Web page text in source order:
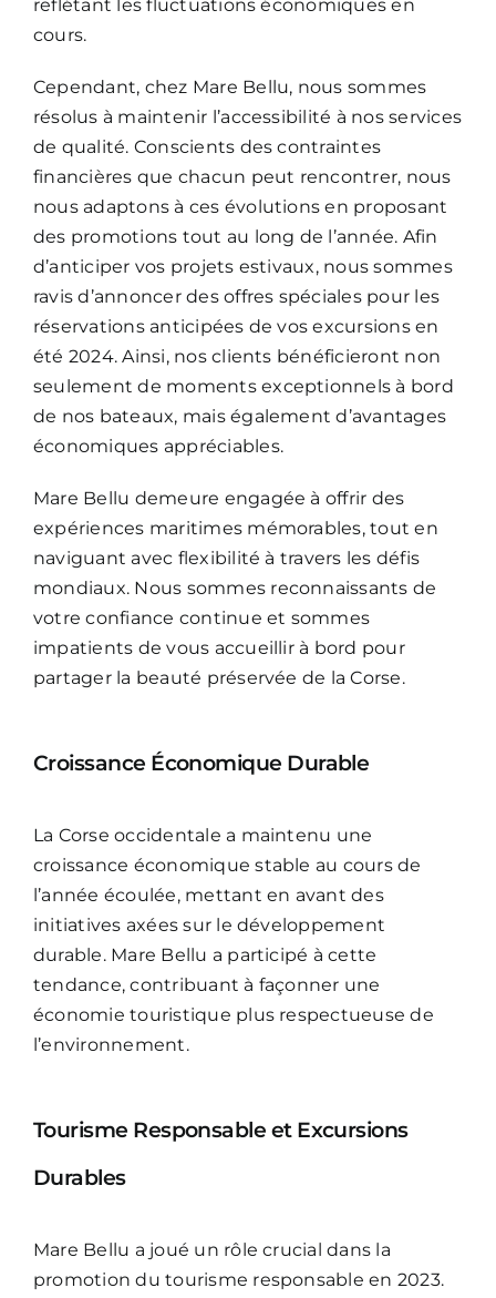
reflétant les fluctuations économiques en
cours.
Cependant, chez Mare Bellu, nous sommes
résolus à maintenir l’accessibilité à nos services
de qualité. Conscients des contraintes
financières que chacun peut rencontrer, nous
nous adaptons à ces évolutions en proposant
des promotions tout au long de l’année. Afin
d’anticiper vos projets estivaux, nous sommes
ravis d’annoncer des offres spéciales pour les
réservations anticipées de vos excursions en
été 2024. Ainsi, nos clients bénéficieront non
seulement de moments exceptionnels à bord
de nos bateaux, mais également d’avantages
économiques appréciables.
Mare Bellu demeure engagée à offrir des
expériences maritimes mémorables, tout en
naviguant avec flexibilité à travers les défis
mondiaux. Nous sommes reconnaissants de
votre confiance continue et sommes
impatients de vous accueillir à bord pour
partager la beauté préservée de la Corse.
Croissance Économique Durable
La Corse occidentale a maintenu une
croissance économique stable au cours de
l’année écoulée, mettant en avant des
initiatives axées sur le développement
durable. Mare Bellu a participé à cette
tendance, contribuant à façonner une
économie touristique plus respectueuse de
l’environnement.
Tourisme Responsable et Excursions
Durables
Mare Bellu a joué un rôle crucial dans la
promotion du tourisme responsable en 2023.